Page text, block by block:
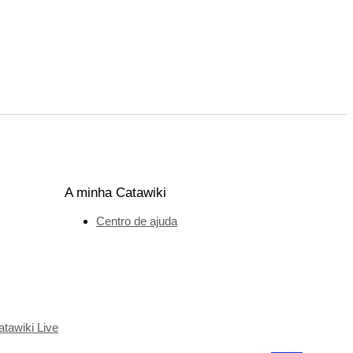
Live
A minha Catawiki
Centro de ajuda